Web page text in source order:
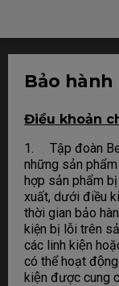
Bảo hành
Điều khoản
1. Tập đoàn
những sản
hợp sản phẩm
xuất, dưới điều
thời gian bảo
kiện bị lỗi trên
các linh kiện
có thể hoạt
kiện được cung